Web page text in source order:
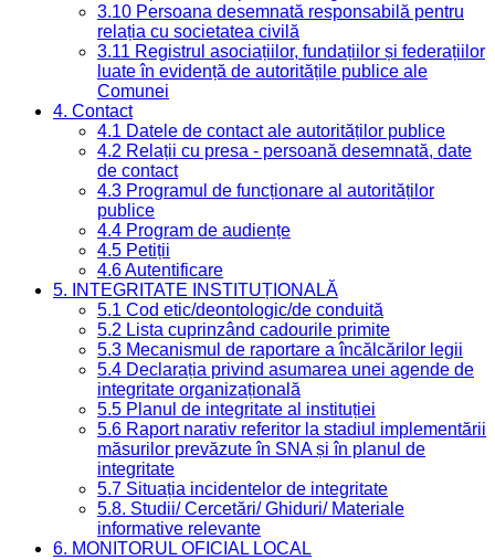
3.10 Persoana desemnată responsabilă pentru
relația cu societatea civilă
3.11 Registrul asociațiilor, fundațiilor și federațiilor
luate în evidență de autoritățile publice ale
Comunei
4. Contact
4.1 Datele de contact ale autorităților publice
4.2 Relații cu presa - persoană desemnată, date
de contact
4.3 Programul de funcționare al autorităților
publice
4.4 Program de audiențe
4.5 Petiții
4.6 Autentificare
5. INTEGRITATE INSTITUȚIONALĂ
5.1 Cod etic/deontologic/de conduită
5.2 Lista cuprinzând cadourile primite
5.3 Mecanismul de raportare a încălcărilor legii
5.4 Declarația privind asumarea unei agende de
integritate organizațională
5.5 Planul de integritate al instituției
5.6 Raport narativ referitor la stadiul implementării
măsurilor prevăzute în SNA și în planul de
integritate
5.7 Situația incidentelor de integritate
5.8. Studii/ Cercetări/ Ghiduri/ Materiale
informative relevante
6. MONITORUL OFICIAL LOCAL